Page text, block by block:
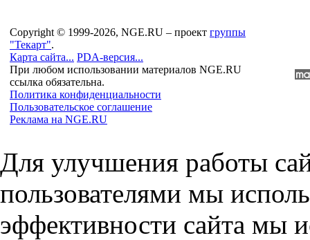
Copyright © 1999-2026, NGE.RU – проект группы
"Текарт".
Карта сайта... PDA-версия...
При любом использовании материалов NGE.RU
ссылка обязательна.
Политика конфиденциальности
Пользовательское соглашение
Реклама на NGE.RU
Для улучшения работы
пользователями мы
эффективности сайта мы